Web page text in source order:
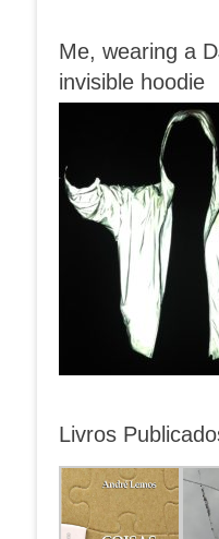
Me, wearing a
invisible hoodie
Livros